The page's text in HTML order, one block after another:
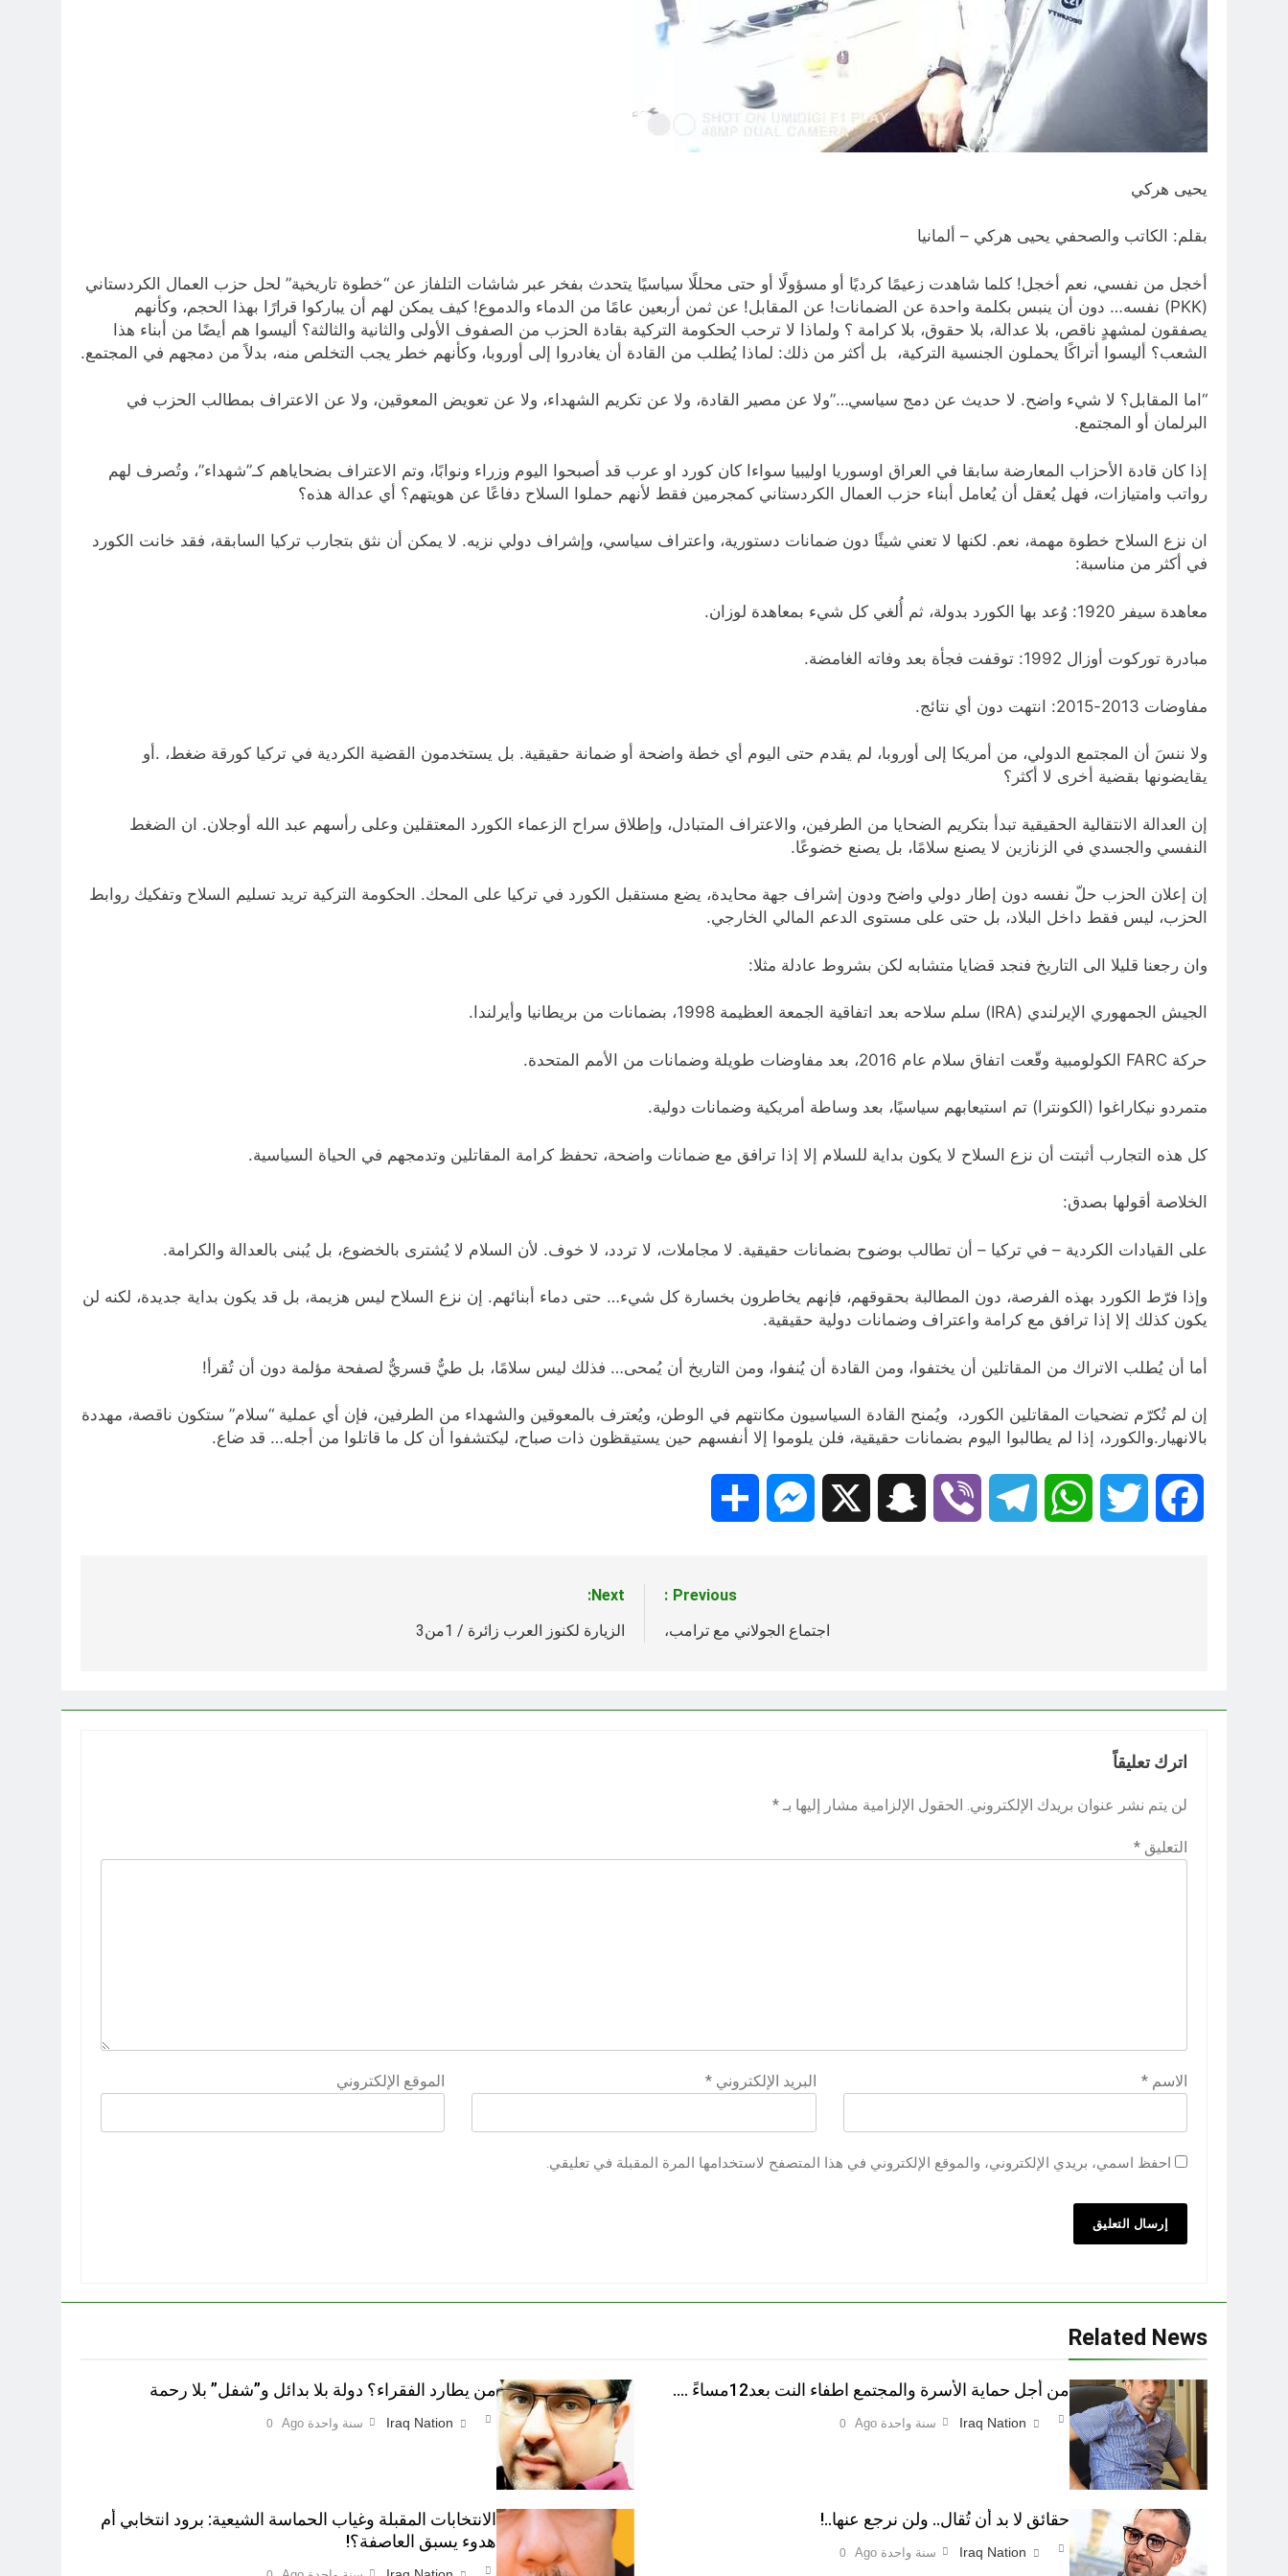
يحيى هركي
بقلم: الكاتب والصحفي يحيى هركي – ألمانيا
أخجل من نفسي، نعم أخجل! كلما شاهدت زعيمًا كرديًا أو مسؤولًا أو حتى محللًا سياسيًا يتحدث بفخر عبر شاشات التلفاز عن “خطوة تاريخية” لحل حزب العمال الكردستاني
(PKK) نفسه… دون أن ينبس بكلمة واحدة عن الضمانات! عن المقابل! عن ثمن أربعين عامًا من الدماء والدموع! كيف يمكن لهم أن يباركوا قرارًا بهذا الحجم، وكأنهم
يصفقون لمشهدٍ ناقص، بلا عدالة، بلا حقوق، بلا كرامة ؟ ولماذا لا ترحب الحكومة التركية بقادة الحزب من الصفوف الأولى والثانية والثالثة؟ أليسوا هم أيضًا من أبناء هذا
الشعب؟ أليسوا أتراكًا يحملون الجنسية التركية، بل أكثر من ذلك: لماذا يُطلب من القادة أن يغادروا إلى أوروبا، وكأنهم خطر يجب التخلص منه، بدلاً من دمجهم في المجتمع.
“اما المقابل؟ لا شيء واضح. لا حديث عن دمج سياسي…”ولا عن مصير القادة، ولا عن تكريم الشهداء، ولا عن تعويض المعوقين، ولا عن الاعتراف بمطالب الحزب في
البرلمان أو المجتمع.
إذا كان قادة الأحزاب المعارضة سابقا في العراق اوسوريا اوليبيا سواءا كان كورد او عرب قد أصبحوا اليوم وزراء ونوابًا، وتم الاعتراف بضحاياهم كـ”شهداء”، وتُصرف لهم
رواتب وامتيازات، فهل يُعقل أن يُعامل أبناء حزب العمال الكردستاني كمجرمين فقط لأنهم حملوا السلاح دفاعًا عن هويتهم؟ أي عدالة هذه؟
ان نزع السلاح خطوة مهمة، نعم. لكنها لا تعني شيئًا دون ضمانات دستورية، واعتراف سياسي، وإشراف دولي نزيه. لا يمكن أن نثق بتجارب تركيا السابقة، فقد خانت الكورد
في أكثر من مناسبة:
معاهدة سيفر 1920: وُعد بها الكورد بدولة، ثم أُلغي كل شيء بمعاهدة لوزان.
مبادرة توركوت أوزال 1992: توقفت فجأة بعد وفاته الغامضة.
مفاوضات 2013-2015: انتهت دون أي نتائج.
ولا ننسَ أن المجتمع الدولي، من أمريكا إلى أوروبا، لم يقدم حتى اليوم أي خطة واضحة أو ضمانة حقيقية. بل يستخدمون القضية الكردية في تركيا كورقة ضغط، .أو
يقايضونها بقضية أخرى لا أكثر؟
إن العدالة الانتقالية الحقيقية تبدأ بتكريم الضحايا من الطرفين، والاعتراف المتبادل، وإطلاق سراح الزعماء الكورد المعتقلين وعلى رأسهم عبد الله أوجلان. ان الضغط
النفسي والجسدي في الزنازين لا يصنع سلامًا، بل يصنع خضوعًا.
إن إعلان الحزب حلّ نفسه دون إطار دولي واضح ودون إشراف جهة محايدة، يضع مستقبل الكورد في تركيا على المحك. الحكومة التركية تريد تسليم السلاح وتفكيك روابط
الحزب، ليس فقط داخل البلاد، بل حتى على مستوى الدعم المالي الخارجي.
وان رجعنا قليلا الى التاريخ فنجد قضايا متشابه لكن بشروط عادلة مثلا:
الجيش الجمهوري الإيرلندي (IRA) سلم سلاحه بعد اتفاقية الجمعة العظيمة 1998، بضمانات من بريطانيا وأيرلندا.
حركة FARC الكولومبية وقّعت اتفاق سلام عام 2016، بعد مفاوضات طويلة وضمانات من الأمم المتحدة.
متمردو نيكاراغوا (الكونترا) تم استيعابهم سياسيًا، بعد وساطة أمريكية وضمانات دولية.
كل هذه التجارب أثبتت أن نزع السلاح لا يكون بداية للسلام إلا إذا ترافق مع ضمانات واضحة، تحفظ كرامة المقاتلين وتدمجهم في الحياة السياسية.
الخلاصة أقولها بصدق:
على القيادات الكردية – في تركيا – أن تطالب بوضوح بضمانات حقيقية. لا مجاملات، لا تردد، لا خوف. لأن السلام لا يُشترى بالخضوع، بل يُبنى بالعدالة والكرامة.
وإذا فرّط الكورد بهذه الفرصة، دون المطالبة بحقوقهم، فإنهم يخاطرون بخسارة كل شيء… حتى دماء أبنائهم. إن نزع السلاح ليس هزيمة، بل قد يكون بداية جديدة، لكنه لن
يكون كذلك إلا إذا ترافق مع كرامة واعتراف وضمانات دولية حقيقية.
أما أن يُطلب الاتراك من المقاتلين أن يختفوا، ومن القادة أن يُنفوا، ومن التاريخ أن يُمحى… فذلك ليس سلامًا، بل طيٌّ قسريٌّ لصفحة مؤلمة دون أن تُقرأ!
إن لم تُكرّم تضحيات المقاتلين الكورد، ويُمنح القادة السياسيون مكانتهم في الوطن، ويُعترف بالمعوقين والشهداء من الطرفين، فإن أي عملية “سلام” ستكون ناقصة، مهددة
بالانهيار.والكورد، إذا لم يطالبوا اليوم بضمانات حقيقية، فلن يلوموا إلا أنفسهم حين يستيقظون ذات صباح، ليكتشفوا أن كل ما قاتلوا من أجله… قد ضاع.
Facebook
Twitter
WhatsApp
Telegram
Viber
Snapchat
Messenger
Previous:
اجتماع الجولاني مع ترامب،
Next:
الزيارة لكنوز العرب زائرة / 1من3
اترك تعليقاً
لن يتم نشر عنوان بريدك الإلكتروني. الحقول الإلزامية مشار إليها بـ *
التعليق *
الاسم * البريد الإلكتروني* الموقع الإلكتروني
احفظ اسمي، بريدي الإلكتروني، والموقع الإلكتروني في هذا المتصفح لاستخدامها المرة المقبلة في تعليقي.
Related News
من أجل حماية الأسرة والمجتمع اطفاء النت بعد12مساءً ….
Iraq Nation سنة واحدة Ago 0
من يطارد الفقراء؟ دولة بلا بدائل و”شفل” بلا رحمة
Iraq Nation سنة واحدة Ago 0
حقائق لا بد أن تُقال.. ولن نرجع عنها..!
Iraq Nation سنة واحدة Ago 0
الانتخابات المقبلة وغياب الحماسة الشيعية: برود انتخابي أم
هدوء يسبق العاصفة؟!